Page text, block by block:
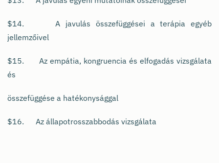
$14. A javulás összefüggései a terápia egyéb
jellemzőivel
$15. Az empátia, kongruencia és elfogadás vizsgálata
és
összefüggése a hatékonysággal
$16. Az állapotrosszabbodás vizsgálata